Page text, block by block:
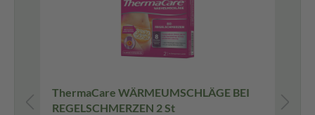
ThermaCare WÄRMEUMSCHLÄGE BEI
REGELSCHMERZEN 2 St